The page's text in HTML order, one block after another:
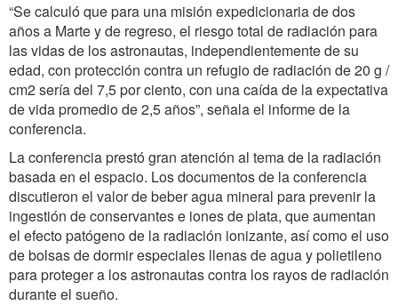
“Se calculó que para una misión expedicionaria de dos
años a Marte y de regreso, el riesgo total de radiación para
las vidas de los astronautas, independientemente de su
edad, con protección contra un refugio de radiación de 20 g /
cm2 sería del 7,5 por ciento, con una caída de la expectativa
de vida promedio de 2,5 años”, señala el informe de la
conferencia.
La conferencia prestó gran atención al tema de la radiación
basada en el espacio. Los documentos de la conferencia
discutieron el valor de beber agua mineral para prevenir la
ingestión de conservantes e iones de plata, que aumentan
el efecto patógeno de la radiación ionizante, así como el uso
de bolsas de dormir especiales llenas de agua y polietileno
para proteger a los astronautas contra los rayos de radiación
durante el sueño.